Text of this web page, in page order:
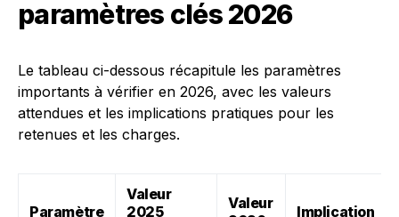
paramètres clés 2026
Le tableau ci-dessous récapitule les paramètres
importants à vérifier en 2026, avec les valeurs
attendues et les implications pratiques pour les
retenues et les charges.
Paramètre
Valeur
2025
Valeur
Implication